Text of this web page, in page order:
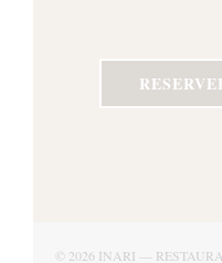
© 2026 INARI —